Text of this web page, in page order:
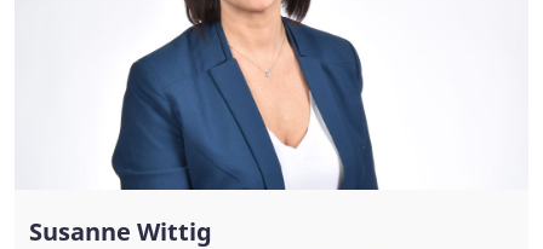
Susanne Wittig